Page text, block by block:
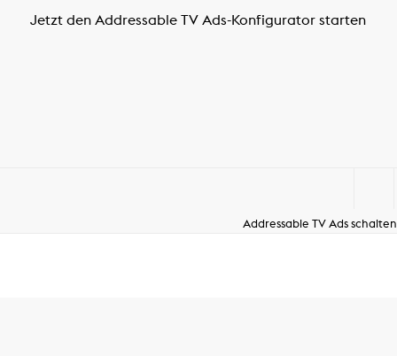
Jetzt den Addressable TV Ads-Konfigurator starten
Addressable TV Ads schalten